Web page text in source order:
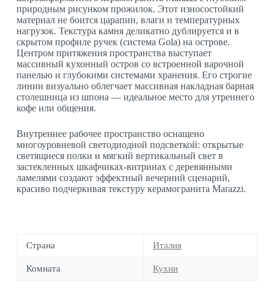
природным рисунком прожилок. Этот износостойкий
материал не боится царапин, влаги и температурных
нагрузок. Текстура камня деликатно дублируется и в
скрытом профиле ручек (система Gola) на острове.
Центром притяжения пространства выступает
массивный кухонный остров со встроенной варочной
панелью и глубокими системами хранения. Его строгие
линии визуально облегчает массивная накладная барная
столешница из шпона — идеальное место для утреннего
кофе или общения.
Внутреннее рабочее пространство оснащено
многоуровневой светодиодной подсветкой: открытые
светящиеся полки и мягкий вертикальный свет в
застекленных шкафчиках-витринах с деревянными
ламелями создают эффектный вечерний сценарий,
красиво подчеркивая текстуру керамогранита Marazzi.
Страна Италия
Комната Кухни